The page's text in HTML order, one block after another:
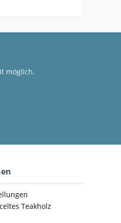
möglich.
Teakholz